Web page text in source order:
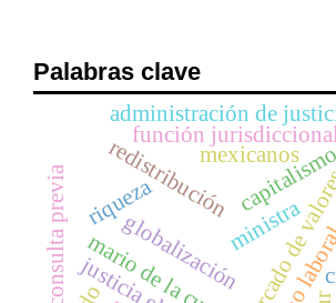
Palabras clave
mercado
redistribución
riqueza
globalizaciónministra
mario de la cueva
función
administración de
mexicanos
consulta previa